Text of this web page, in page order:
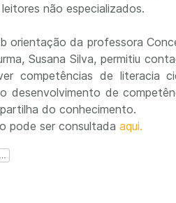
não especializados.
orientação da professora
Susana Silva, permitiu
competências de literacia
desenvolvimento de
do conhecimento.
pode ser consultada aqui.